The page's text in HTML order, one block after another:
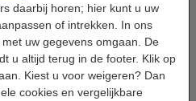
daarbij horen; hier kunt u uw
of intrekken. In ons
uw gegevens omgaan. De
u altijd terug in de footer. Klik op
Kiest u voor weigeren? Dan
cookies en vergelijkbare
huismerk) te nemen i.p.v. de
producten